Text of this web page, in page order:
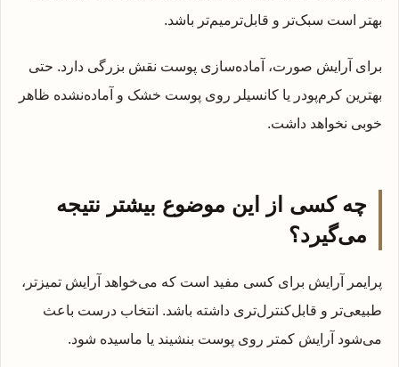
بهتر است سبک‌تر و قابل‌ترمیم‌تر باشد.
برای آرایش صورت، آماده‌سازی پوست نقش بزرگی دارد. حتی
بهترین کرم‌پودر یا کانسیلر روی پوست خشک و آماده‌نشده ظاهر
خوبی نخواهد داشت.
چه کسی از این موضوع بیشتر نتیجه
می‌گیرد؟
پرایمر آرایش برای کسی مفید است که می‌خواهد آرایش تمیزتر،
طبیعی‌تر و قابل‌کنترل‌تری داشته باشد. انتخاب درست باعث
می‌شود آرایش کمتر روی پوست بنشیند یا ماسیده شود.